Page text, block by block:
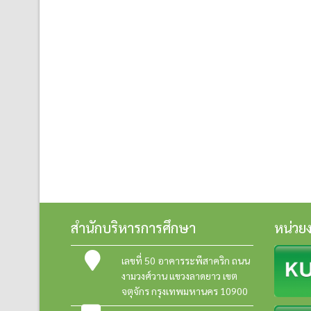
สำนักบริหารการศึกษา
เลขที่ 50 อาคารระพีสาคริก ถนน
งามวงศ์วาน แขวงลาดยาว เขต
จตุจักร กรุงเทพมหานคร 10900
หน่วย